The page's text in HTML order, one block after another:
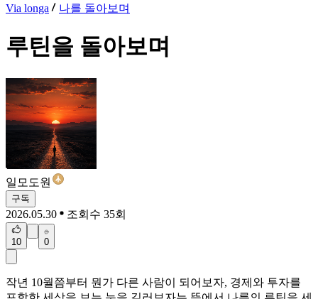
Via longa
나를 돌아보며
루틴을 돌아보며
일모도원
구독
2026.05.30 조회수 35회
10 0
작년 10월쯤부터 뭔가 다른 사람이 되어보자, 경제와 투자를